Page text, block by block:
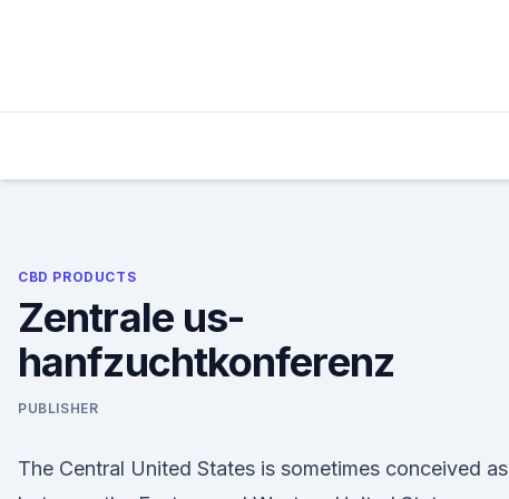
CBD PRODUCTS
Zentrale us-
hanfzuchtkonferenz
PUBLISHER
The Central United States is sometimes conceived as